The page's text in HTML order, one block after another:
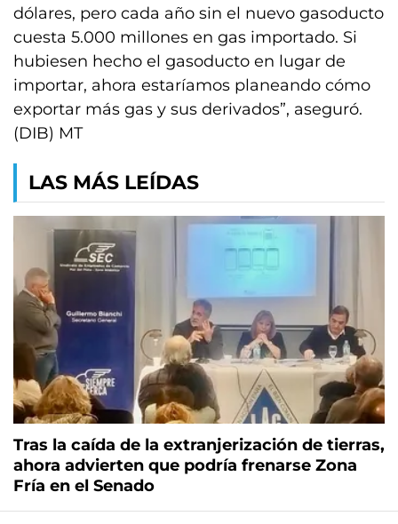
dólares, pero cada año sin el nuevo gasoducto
cuesta 5.000 millones en gas importado. Si
hubiesen hecho el gasoducto en lugar de
importar, ahora estaríamos planeando cómo
exportar más gas y sus derivados”, aseguró.
(DIB) MT
LAS MÁS LEÍDAS
Tras la caída de la extranjerización de tierras,
ahora advierten que podría frenarse Zona
Fría en el Senado